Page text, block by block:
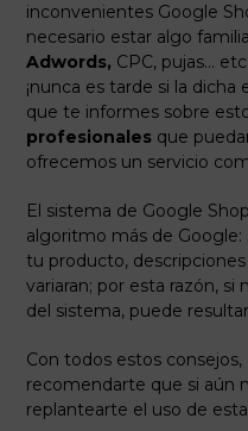
inconvenientes Google
necesario estar algo
Adwords, CPC, pujas…
¡nunca es tarde si la
que te informes sobre
profesionales que
ofrecemos un servicio
El sistema de Google
algoritmo más de Google:
tu producto,
variaran; por esta razón,
del sistema, puede
Con todos estos consejos,
recomendarte que si aún
replantearte el uso de